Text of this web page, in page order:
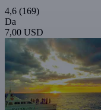
4,6 (169)
Da
7,00 USD